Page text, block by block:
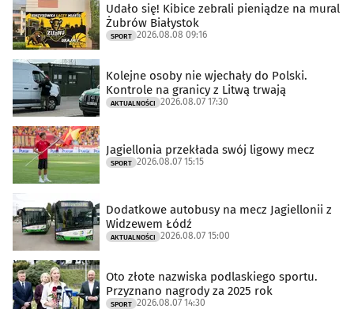
Udało się! Kibice zebrali pieniądze na mural
Żubrów Białystok
SPORT 2026.08.08 09:16
Kolejne osoby nie wjechały do Polski.
Kontrole na granicy z Litwą trwają
AKTUALNOŚCI 2026.08.07 17:30
Jagiellonia przekłada swój ligowy mecz
SPORT 2026.08.07 15:15
Dodatkowe autobusy na mecz Jagiellonii z
Widzewem Łódź
AKTUALNOŚCI 2026.08.07 15:00
Oto złote nazwiska podlaskiego sportu.
Przyznano nagrody za 2025 rok
SPORT 2026.08.07 14:30